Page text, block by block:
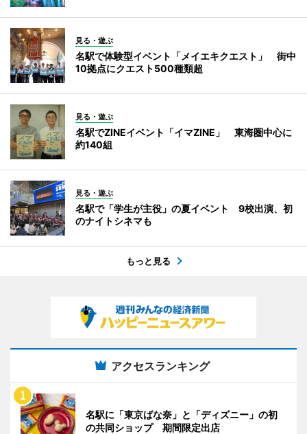
見る・遊ぶ
名駅で体験型イベント「メイエキクエスト」 街中
10拠点にクエスト500種類超
見る・遊ぶ
名駅でZINEイベント「イマZINE」 東海圏中心に
約140組
見る・遊ぶ
名駅で「学生が主役」の夏イベント 9校出演、初
のナイトシネマも
もっと見る
アクセスランキング
名駅に「東京ばな奈」と「ディズニー」の初
の共同ショップ 期間限定出店